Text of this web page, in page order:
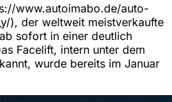
www.autoimabo.de/auto-
), der weltweit meistverkaufte
sofort in einer deutlich
Facelift, intern unter dem
wurde bereits im Januar